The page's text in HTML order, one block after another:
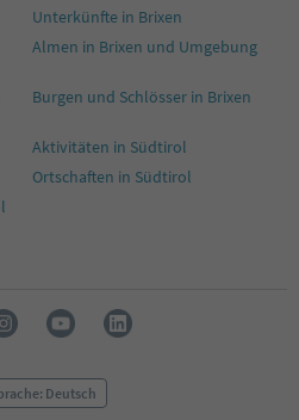
Unterkünfte in Brixen
Almen in Brixen und Umgebung
Burgen und Schlösser in Brixen
Aktivitäten in Südtirol
Ortschaften in Südtirol
Deutsch